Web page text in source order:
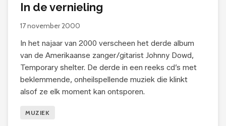
In de vernieling
17 november 2000
In het najaar van 2000 verscheen het derde album
van de Amerikaanse zanger/gitarist Johnny Dowd,
Temporary shelter. De derde in een reeks cd’s met
beklemmende, onheilspellende muziek die klinkt
alsof ze elk moment kan ontsporen.
MUZIEK